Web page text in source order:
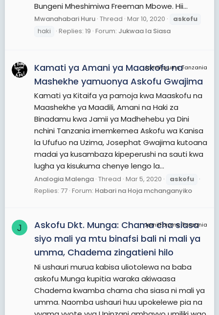
Bungeni Mheshimiwa Freeman Mbowe. Hii...
Mwanahabari Huru Thread Mar 10, 2020
askofu
haki
Replies: 19 Forum: Jukwaa la Siasa
JamiiForums Tanzania
Kamati ya Amani ya Maaskofu na
Mashekhe yamuonya Askofu Gwajima
Kamati ya Kitaifa ya pamoja kwa Maaskofu na
Maashekhe ya Maadili, Amani na Haki za
Binadamu kwa Jamii ya Madhehebu ya Dini
nchini Tanzania imemkemea Askofu wa Kanisa
la Ufufuo na Uzima, Josephat Gwajima kutoana
madai ya kusambaza kipeperushi na sauti kwa
lugha ya kisukuma chenye lengo la...
Analogia Malenga Thread Mar 5, 2020
askofu
Replies: 77 Forum: Habari na Hoja mchanganyiko
J JamiiForums Tanzania
Askofu Dkt. Munga: Chama cha siasa
siyo mali ya mtu binafsi bali ni mali ya
umma, Chadema zingatieni hilo
Ni ushauri murua kabisa uliotolewa na baba
askofu Munga kupitia waraka akiwaasa
Chadema kwamba chama cha siasa ni mali ya
umma. Naomba ushauri huu upokelewe pia na